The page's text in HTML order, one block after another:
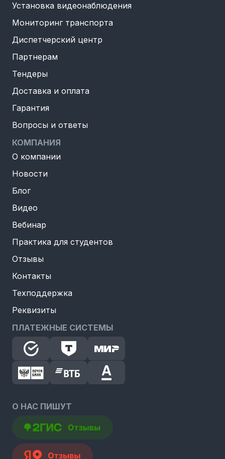
Установка видеонаблюдения
Мониторинг транспорта
Диспетчерский центр
Партнерам
Тендеры
Доставка и оплата
Гарантия
Вопросы и ответы
КОМПАНИЯ
О компании
Новости
Блог
Видео
Вебинар
Практика для студентов
Отзывы
Контакты
Техподдержка
Реквизиты
ПЛАТЕЖНЫЕ СИСТЕМЫ
О НАС ПИШУТ